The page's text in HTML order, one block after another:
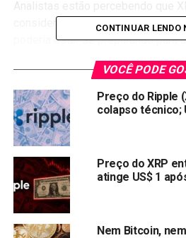
consideravelmente pela maioria
poderia estar se preparando para
XRPpassa a ser um concorrente
respeito ao
, a primeira e
mundo. Embora o BTC já exista
com um valor muito maior, o XRP
bom, apesar do processo
XRP é superior ao BTC de vários
criadores de moedas mais novas
procurando maneiras de tornar
funcionais. O algoritmo de
CONTINUAR LENDO
VOCÊ PODE
Preço do Ripple
colapso técnico;
Preço do XRP
atinge US$ 1
Nem Bitcoin,